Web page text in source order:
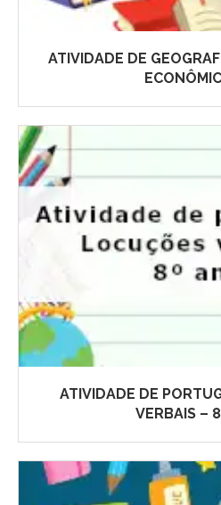
ATIVIDADE DE
ATIVIDADE DE
VERBAIS –